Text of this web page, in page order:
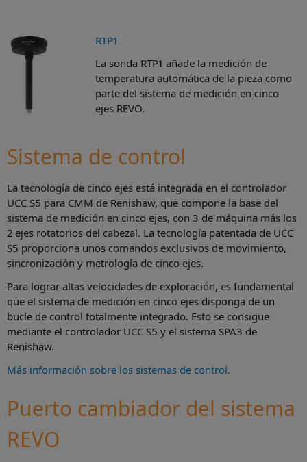
RTP1
La sonda RTP1 añade la medición de
temperatura automática de la pieza como
parte del sistema de medición en cinco
ejes REVO.
Sistema de control
La tecnología de cinco ejes está integrada en el controlador
UCC S5 para CMM de Renishaw, que compone la base del
sistema de medición en cinco ejes, con 3 de máquina más los
2 ejes rotatorios del cabezal. La tecnología patentada de UCC
S5 proporciona unos comandos exclusivos de movimiento,
sincronización y metrología de cinco ejes.
Para lograr altas velocidades de exploración, es fundamental
que el sistema de medición en cinco ejes disponga de un
bucle de control totalmente integrado. Esto se consigue
mediante el controlador UCC S5 y el sistema SPA3 de
Renishaw.
Más información sobre los sistemas de control.
Puerto cambiador del sistema
REVO